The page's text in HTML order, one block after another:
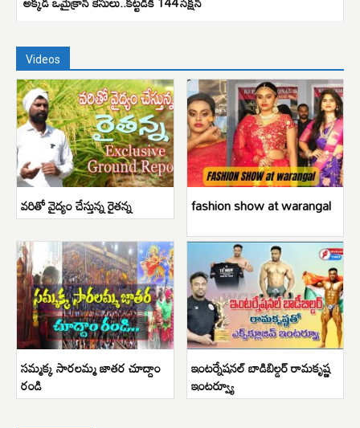
Videos
వరితో వైద్యం చేస్తున్న రైతన్న fashion show at warangal
సమ్మక్క సారలమ్మ జాతర చూద్దాం
రండి
ఇంటర్నేషనల్ బాడిబిల్డర్ రామకృష్ణ
ఇంటర్వ్యూ